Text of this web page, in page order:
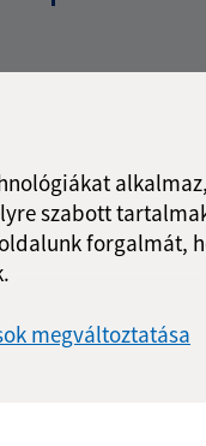
szabott
forgalmát,
megváltoztatása